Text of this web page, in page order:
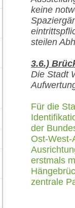
keine
steilen
3.6.)
Die Stadt
Für die
der
Ost-West-
erstmals
zentrale